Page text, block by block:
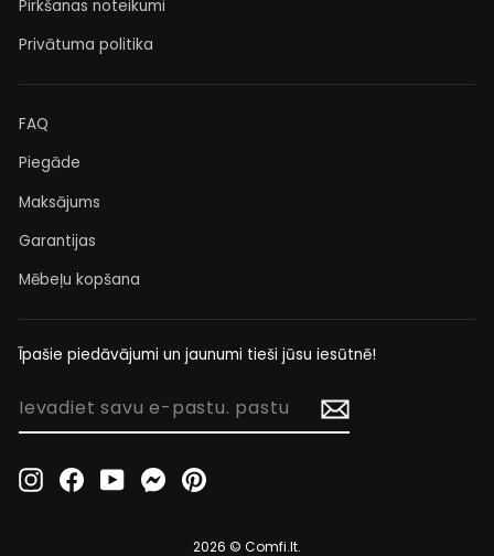
Pirkšanas noteikumi
Privātuma politika
FAQ
Piegāde
Maksājums
Garantijas
Mēbeļu kopšana
Īpašie piedāvājumi un jaunumi tieši jūsu iesūtnē!
IEVADIET
PASTU.InstagramFacebookYouTubeMessenger
2026 © Comfi.lt.